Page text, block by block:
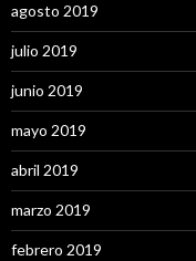
agosto 2019
julio 2019
junio 2019
mayo 2019
abril 2019
marzo 2019
febrero 2019